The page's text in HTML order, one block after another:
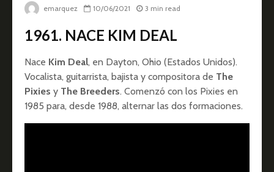
emarquez 10/06/2021 3 min read
1961. NACE KIM DEAL
Nace Kim Deal, en Dayton, Ohio (Estados Unidos).
Vocalista, guitarrista, bajista y compositora de The
Pixies y The Breeders. Comenzó con los Pixies en
1985 para, desde 1988, alternar las dos formaciones.